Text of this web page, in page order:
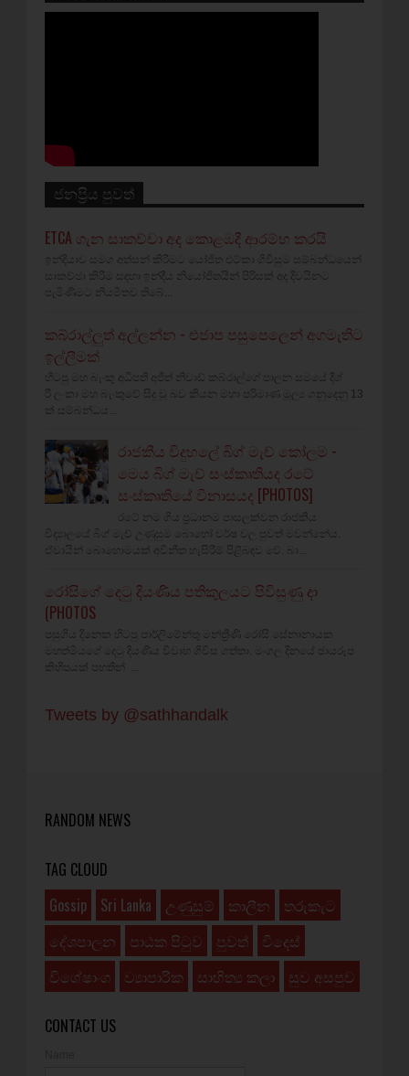
ජනප්‍රිය පුවත්
ETCA ගැන සාකච්චා අද කොළඹදී ආරම්භ කරයි
ඉන්දියාව සමග අත්සන් කිරීමට යෝජිත එට්කා ගිවිසුම සම්බන්ධයෙන්
සාකච්ඡා කිරීම සඳහා ඉන්දීය නියෝජිතයින් පිරිසක් අද දිවයිනට
පැමිණීමට නියමිතව තිබේ...
කබ්රාල්ලුත් අල්ලන්න - එජාප පසුපෙලෙන් අගමැතිට
ඉල්ලීමක්
හිටපු මහ බැංකු අධිපති අජිත් නිවාඩ් කබ්රාල්ගේ පාලන සමයේ දීශ්‍
රී ලංකා මහ බැංකුවේ සිදු වූ බව කියන මහා පරිමාණ මූල්‍ය ගනුදෙනු 13
ක් සම්බන්ධය...
රාජකීය විදුහලේ බිග් මැච් කෝලම -
මෙය බිග් මැච් සංස්කෘතියද රටේ
සංස්කෘතියේ විනාසයද [PHOTOS]
රටේ නම ගිය ප්‍රධානම පාසලක්වන රාජකීය
විද්‍යාලයේ බිග් මැච් උණුසුම බොහෝ වර්ෂ වල පුවත් මවන්නේය.
ඒවායින් බොහොමයක් අවිනීත හැසිරීම් පිළිබඳව වේ. බා...
රෝසිගේ දෙටු දියණිය පතිකුලයට පිවිසුණු දා
(PHOTOS
පසුගිය දිනෙක හිටපු පාර්ලිමේන්තු මන්ත්‍රීණි රෝසි සේනානායක
මහත්මියගේ දෙටු දියණිය විවාහ ගිවිස ගත්තා. මංගල දිනයේ ඡායරූප
කිහිපයක් පහතින් ...
Tweets by @sathhandalk
RANDOM NEWS
TAG CLOUD
Gossip
Sri Lanka උණුසුම් කාලීන
තරුකැට
දේශපාලන
පාඨක පිටුව පුවත්
විදෙස්
විශේෂාංග
ව්‍යාපාරික සාහිත්‍ය කලා සුව අසපුව
CONTACT US